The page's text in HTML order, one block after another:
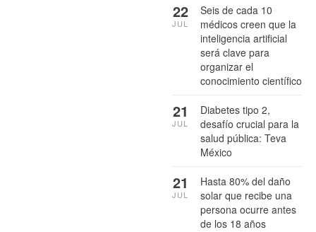
Seis de cada 10
médicos creen que la
inteligencia artificial
será clave para
organizar el
conocimiento científico
22
JUL
Diabetes tipo 2,
desafío crucial para la
salud pública: Teva
México
21
JUL
Hasta 80% del daño
solar que recibe una
persona ocurre antes
de los 18 años
21
JUL